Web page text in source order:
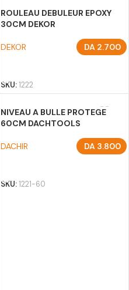
ROULEAU DEBULEUR EPOXY
30CM DEKOR
DEKOR DA 2.700
SKU:1222
NIVEAU A BULLE PROTEGE
60CM DACHTOOLS
DACHIR DA 3.800
SKU:1221-60